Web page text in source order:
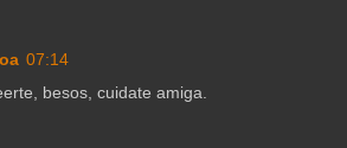
07:14
besos, cuidate amiga.